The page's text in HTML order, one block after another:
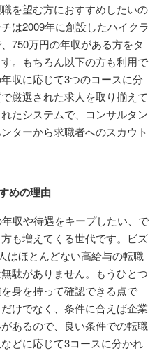
を望む方におすすめしたいの
は2009年に創設したハイクラ
750万円の年収がある方をタ
。もちろん以下の方も利用で
収に応じて3つのコースに分
厳選された求人を取り揃えて
たシステムで、コンサルタン
ターから求職者へのスカウト
めの理由
収や待遇をキープしたい、で
も増えてくる世代です。ビズ
はほとんどない高給与の転職
駄がありません。もうひとつ
身を持って確認できる点で
けでなく、条件に合えば企業
あるので、良い条件での転職
どに応じて3コースに分かれ